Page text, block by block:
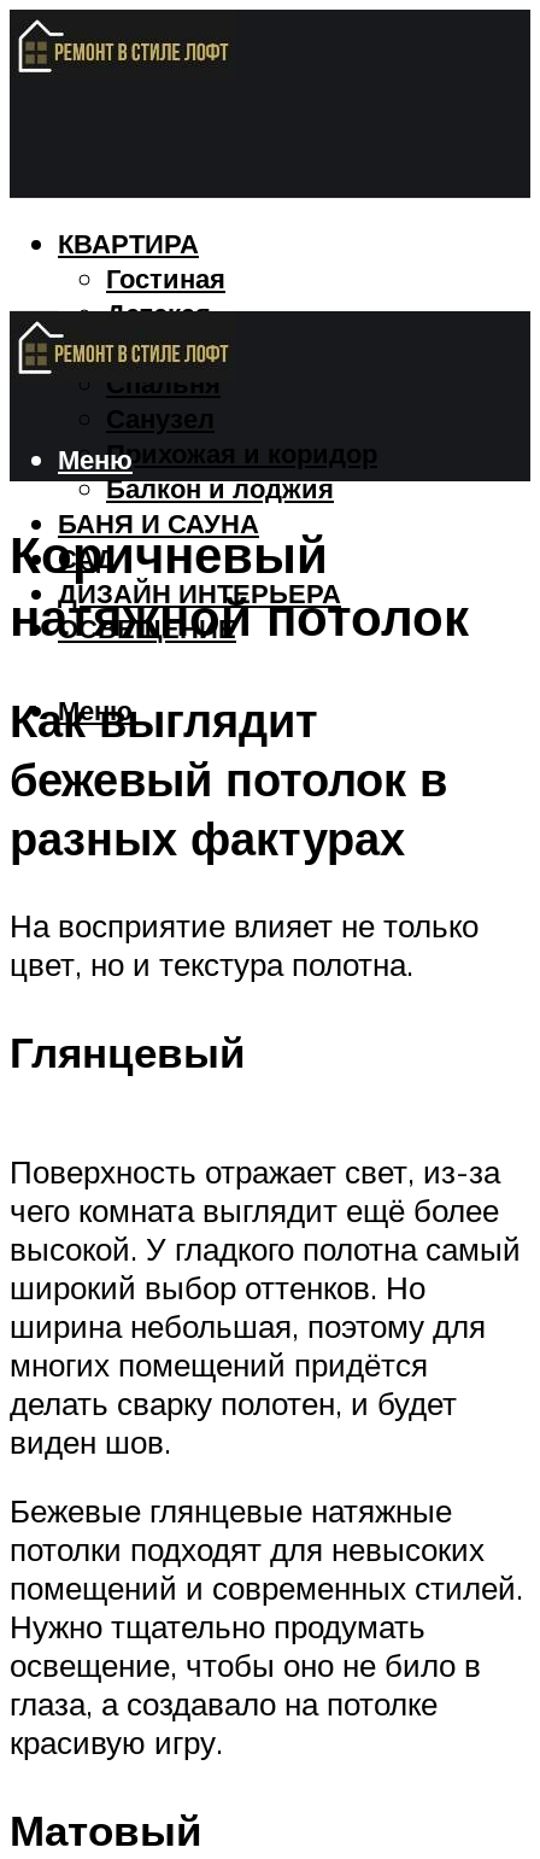
КВАРТИРА
Гостиная
Детская
Кухня
Спальня
Санузел
Прихожая и коридор
Балкон и лоджия
БАНЯ И САУНА
САД
ДИЗАЙН ИНТЕРЬЕРА
ОСВЕЩЕНИЕ
Меню
Меню
Коричневый
натяжной потолок
Как выглядит
бежевый потолок в
разных фактурах
На восприятие влияет не только
цвет, но и текстура полотна.
Глянцевый
Поверхность отражает свет, из-за
чего комната выглядит ещё более
высокой. У гладкого полотна самый
широкий выбор оттенков. Но
ширина небольшая, поэтому для
многих помещений придётся
делать сварку полотен, и будет
виден шов.
Бежевые глянцевые натяжные
потолки подходят для невысоких
помещений и современных стилей.
Нужно тщательно продумать
освещение, чтобы оно не било в
глаза, а создавало на потолке
красивую игру.
Матовый